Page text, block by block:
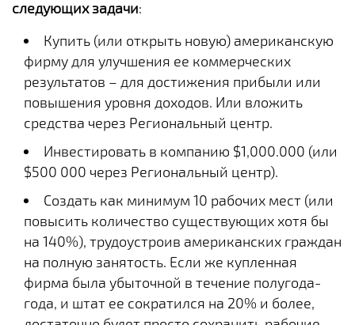
следующих задачи:
Купить (или открыть новую) американскую
фирму для улучшения ее коммерческих
результатов – для достижения прибыли или
повышения уровня доходов. Или вложить
средства через Региональный центр.
Инвестировать в компанию $1,000.000 (или
$500 000 через Региональный центр).
Создать как минимум 10 рабочих мест (или
повысить количество существующих хотя бы
на 140%), трудоустроив американских граждан
на полную занятость. Если же купленная
фирма была убыточной в течение полугода-
года, и штат ее сократился на 20% и более,